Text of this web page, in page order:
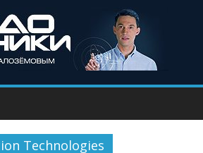
Technologies